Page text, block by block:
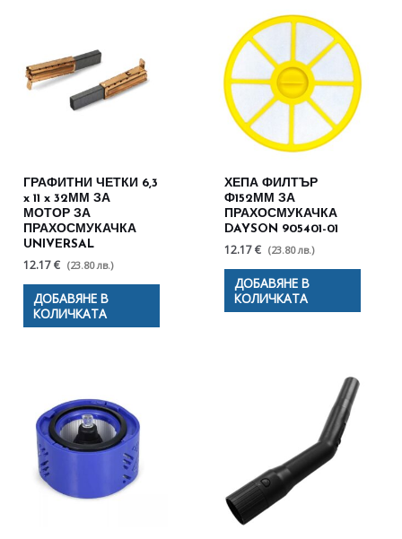
ГРАФИТНИ ЧЕТКИ 6,3
x 11 x 32ММ ЗА
МОТОР ЗА
ПРАХОСМУКАЧКА
UNIVERSAL
12.17 € (23.80 лв.)
ДОБАВЯНЕ В
КОЛИЧКАТА
ХЕПА ФИЛТЪР
Ф152ММ ЗА
ПРАХОСМУКАЧКА
DAYSON 905401-01
12.17 € (23.80 лв.)
ДОБАВЯНЕ В
КОЛИЧКАТА